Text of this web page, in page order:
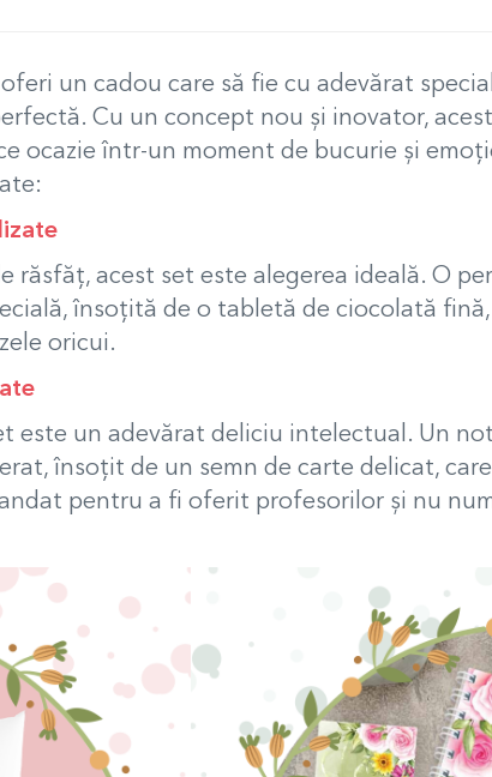
un cadou care să fie cu adevărat
Cu un concept nou și inovator,
ocazie într-un moment de bucurie și
răsfăț, acest set este alegerea ideală. O
însoțită de o tabletă de ciocolată
oricui.
este un adevărat deliciu intelectual. Un
însoțit de un semn de carte delicat,
pentru a fi oferit profesorilor și nu